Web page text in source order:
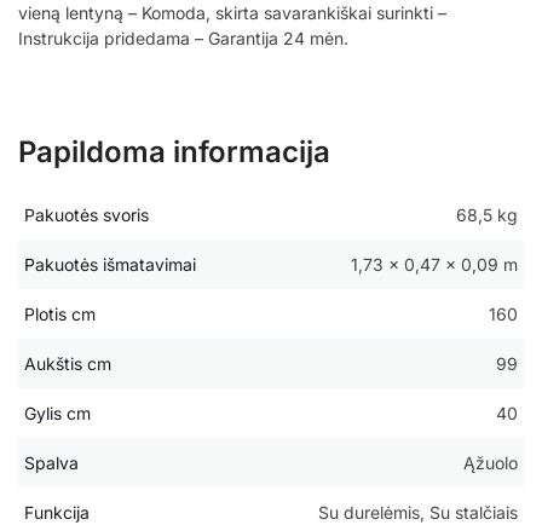
vieną lentyną – Komoda, skirta savarankiškai surinkti –
Instrukcija pridedama – Garantija 24 mėn.
Papildoma informacija
Pakuotės svoris 68,5 kg
Pakuotės išmatavimai 1,73 × 0,47 × 0,09 m
Plotis cm 160
Aukštis cm 99
Gylis cm 40
Spalva Ąžuolo
Funkcija Su durelėmis, Su stalčiais